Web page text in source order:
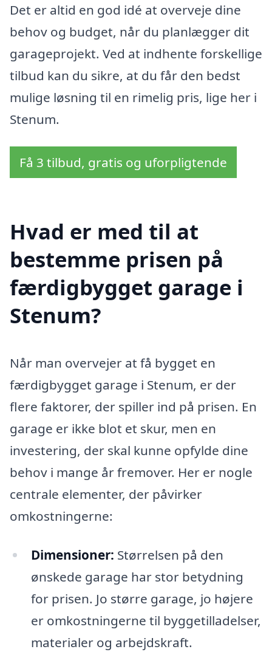
Det er altid en god idé at overveje dine
behov og budget, når du planlægger dit
garageprojekt. Ved at indhente forskellige
tilbud kan du sikre, at du får den bedst
mulige løsning til en rimelig pris, lige her i
Stenum.
Få 3 tilbud, gratis og uforpligtende
Hvad er med til at
bestemme prisen på
færdigbygget garage i
Stenum?
Når man overvejer at få bygget en
færdigbygget garage i Stenum, er der
flere faktorer, der spiller ind på prisen. En
garage er ikke blot et skur, men en
investering, der skal kunne opfylde dine
behov i mange år fremover. Her er nogle
centrale elementer, der påvirker
omkostningerne:
Dimensioner: Størrelsen på den
ønskede garage har stor betydning
for prisen. Jo større garage, jo højere
er omkostningerne til byggetilladelser,
materialer og arbejdskraft.